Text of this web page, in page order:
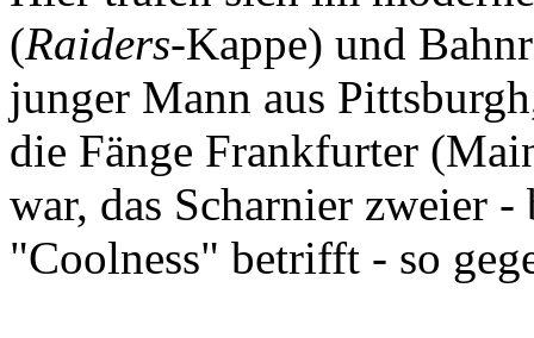
(Raiders-Kappe) und
junger Mann aus
die Fänge Frankfurter
war, das Scharnier zweier -
"Coolness" betrifft - so